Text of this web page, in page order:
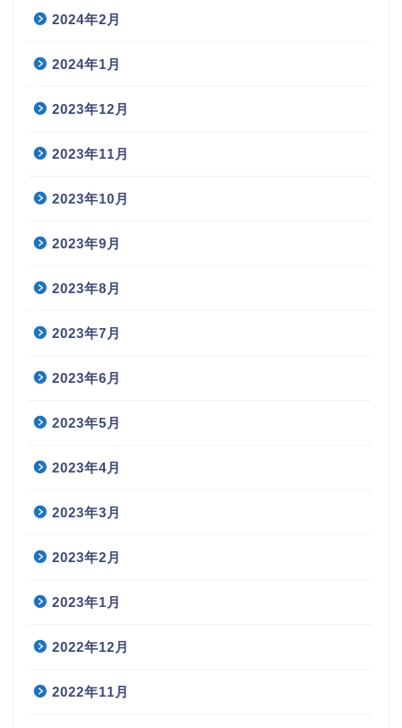
2024年2月
2024年1月
2023年12月
2023年11月
2023年10月
2023年9月
2023年8月
2023年7月
2023年6月
2023年5月
2023年4月
2023年3月
2023年2月
2023年1月
2022年12月
2022年11月